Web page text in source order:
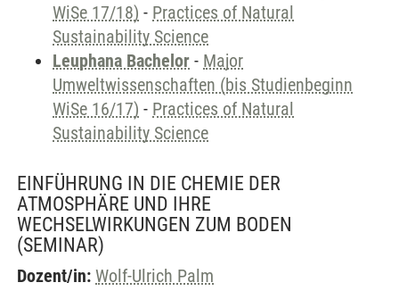
WiSe 17/18) - Practices of Natural
Sustainability Science
Leuphana Bachelor - Major
Umweltwissenschaften (bis Studienbeginn
WiSe 16/17) - Practices of Natural
Sustainability Science
EINFÜHRUNG IN DIE CHEMIE DER
ATMOSPHÄRE UND IHRE
WECHSELWIRKUNGEN ZUM BODEN
(SEMINAR)
Dozent/in: Wolf-Ulrich Palm